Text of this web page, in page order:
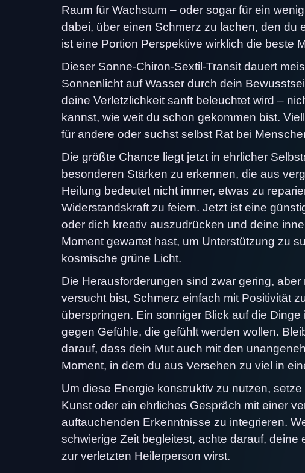
Raum für Wachstum – oder sogar für ein
dabei, über einen Schmerz zu lachen, den du
ist eine Portion Perspektive wirklich die beste
Dieser Sonne-Chiron-Sextil-Transit dauert
Sonnenlicht auf Wasser durch dein
deine Verletzlichkeit sanft beleuchtet wird –
kannst, wie weit du schon gekommen bist.
für andere oder suchst selbst Rat bei
Die größte Chance liegt jetzt in ehrlicher
besonderen Stärken zu erkennen, die aus
Heilung bedeutet nicht immer, etwas zu
Widerstandskraft zu feiern. Jetzt ist eine
oder dich kreativ auszudrücken und deine
Moment gewartet hast, um Unterstützung zu
kosmische grüne Licht.
Die Herausforderungen sind zwar gering,
versucht bist, Schmerz einfach mit Positivität
überspringen. Ein sonniger Blick auf die
gegen Gefühle, die gefühlt werden wollen.
darauf, dass dein Mut auch mit den
Moment, in dem du aus Versehen zu viel in
Um diese Energie konstruktiv zu nutzen,
Kunst oder ein ehrliches Gespräch mit einer
auftauchenden Erkenntnisse zu integrieren.
schwierige Zeit begleitest, achte darauf,
zur verletzten Heilerperson wirst.